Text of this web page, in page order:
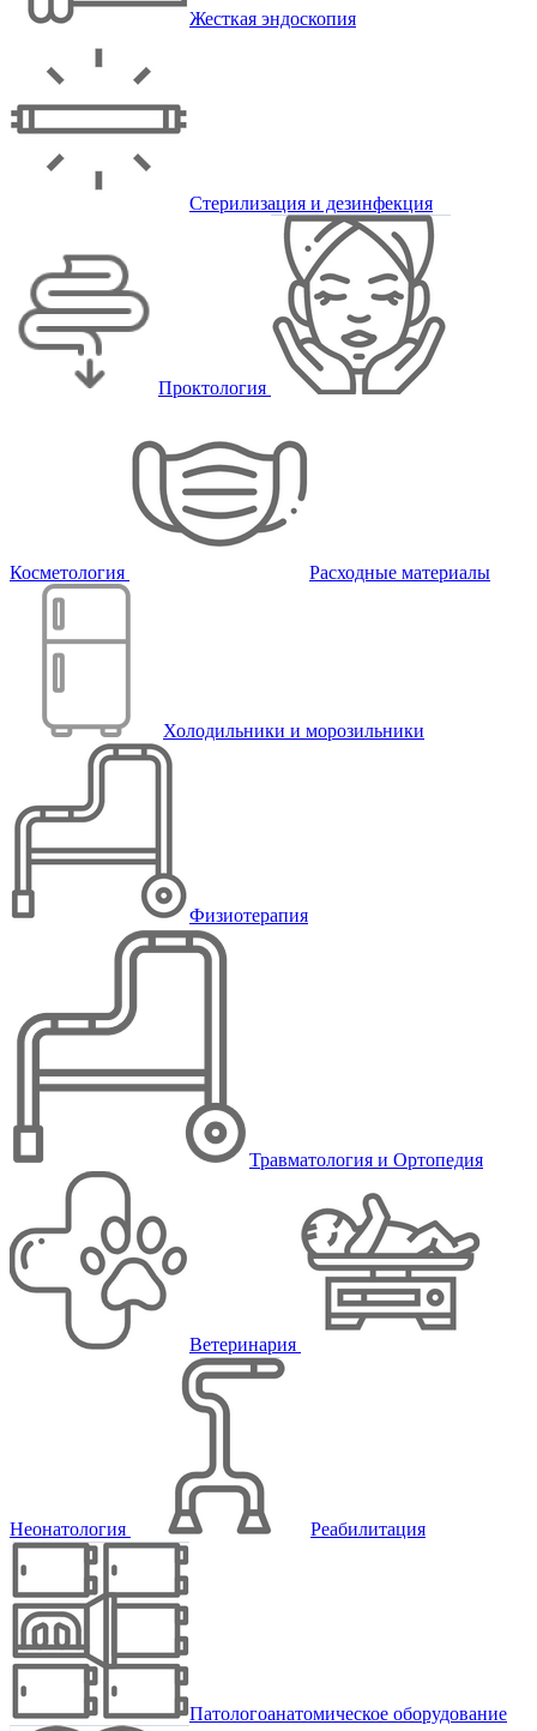
Жесткая эндоскопия
Стерилизация и дезинфекция
Проктология
Косметология Расходные материалы
Холодильники и морозильники
Физиотерапия
Травматология и Ортопедия
Ветеринария
Неонатология Реабилитация
Патологоанатомическое оборудование